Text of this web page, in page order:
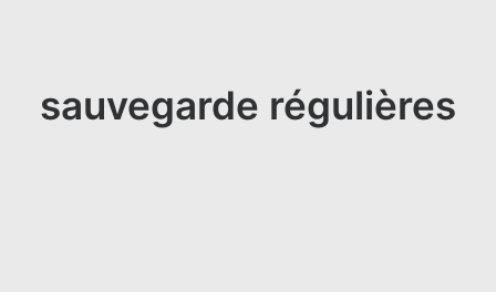
sauvegarde régulières